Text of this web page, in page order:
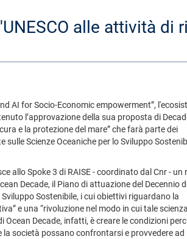
alle attività
AI for Socio-Economic empowerment”,
l’approvazione della sua proposta di
e la protezione del mare” che farà parte dei
sulle Scienze Oceaniche per lo Sviluppo
allo Spoke 3 di RAISE - coordinato dal Cnr - un
Decade, il Piano di attuazione del Decennio
Sostenibile, i cui obiettivi riguardano la
e una “rivoluzione nel modo in cui tale scienza
Decade, infatti, è creare le condizioni
società possano confrontarsi e provvedere ad